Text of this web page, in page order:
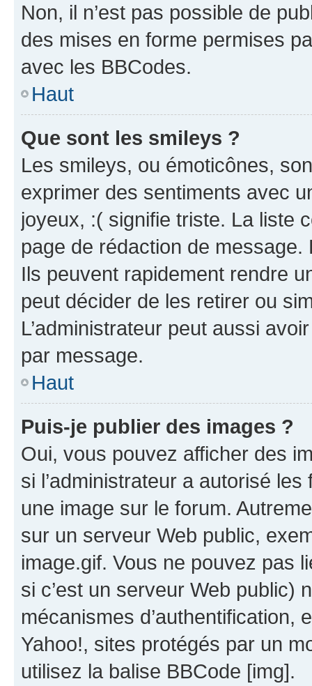
Non, il n’est pas possible de
des mises en forme permises
avec les BBCodes.
Haut
Que sont les smileys ?
Les smileys, ou émoticônes,
exprimer des sentiments avec
joyeux, :( signifie triste. La liste
page de rédaction de
Ils peuvent rapidement rendre
peut décider de les retirer ou
L’administrateur peut aussi
par message.
Haut
Puis-je publier des images ?
Oui, vous pouvez afficher des
si l’administrateur a autorisé
une image sur le forum.
sur un serveur Web public,
image.gif. Vous ne pouvez pas
si c’est un serveur Web public)
mécanismes d’authentification,
Yahoo!, sites protégés par un
utilisez la balise BBCode [img].